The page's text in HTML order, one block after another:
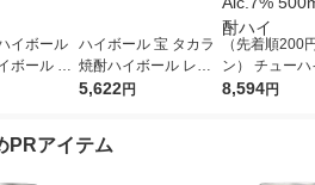
イボール
ボール レ
2ケース(4
ハイボール 宝 タカラ
焼酎ハイボール レモ
ン 350ml 2ケース(48
5,622円
（先着順200
ン） チュー
ンサワー 氷結
8,594円
PRアイテム